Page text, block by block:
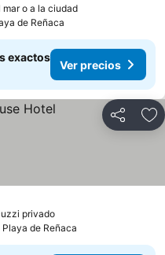
o a la ciudad
de Reñaca
exactos
Ver precios
Compartir
privado
Playa de Reñaca